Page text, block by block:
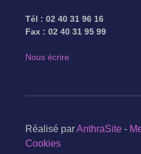
Tél : 02 40 31 96 16
Fax : 02 40 31 95 99
Nous écrire
Réalisé parAnthraSite -
Cookies